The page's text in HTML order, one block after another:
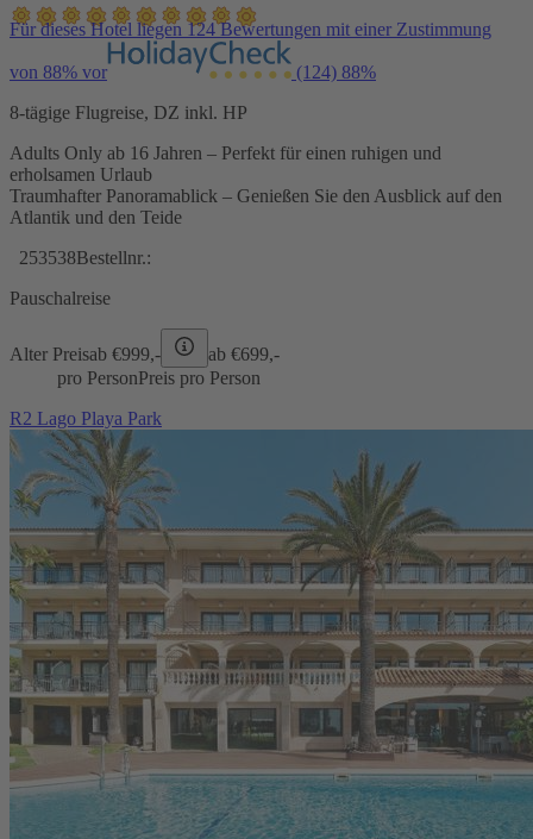
Für dieses Hotel liegen 124 Bewertungen mit einer Zustimmung
von 88% vor (124) 88%
8-tägige Flugreise, DZ inkl. HP
Adults Only ab 16 Jahren – Perfekt für einen ruhigen und
erholsamen Urlaub
Traumhafter Panoramablick – Genießen Sie den Ausblick auf den
Atlantik und den Teide
253538Bestellnr.:
Pauschalreise
Alter Preisab €999,- ab €699,-
pro PersonPreis pro Person
R2 Lago Playa Park